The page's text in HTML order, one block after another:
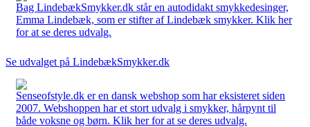
Bag LindebækSmykker.dk står en autodidakt smykkedesinger,
Emma Lindebæk, som er stifter af Lindebæk smykker. Klik her
for at se deres udvalg.
Se udvalget på LindebækSmykker.dk
Senseofstyle.dk er en dansk webshop som har eksisteret siden
2007. Webshoppen har et stort udvalg i smykker, hårpynt til
både voksne og børn. Klik her for at se deres udvalg.